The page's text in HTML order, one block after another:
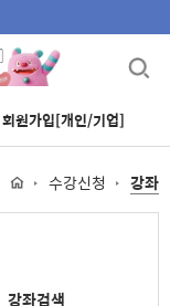
회원가입[개인/기업]
수강신청 강좌
강좌검색